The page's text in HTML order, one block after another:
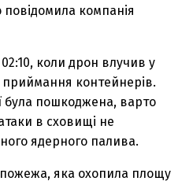
компанія
коли дрон влучив у
контейнерів.
була пошкоджена, варто
в сховищі не
ядерного палива.
яка охопила площу